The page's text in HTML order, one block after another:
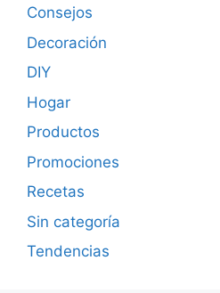
Consejos
Decoración
DIY
Hogar
Productos
Promociones
Recetas
Sin categoría
Tendencias